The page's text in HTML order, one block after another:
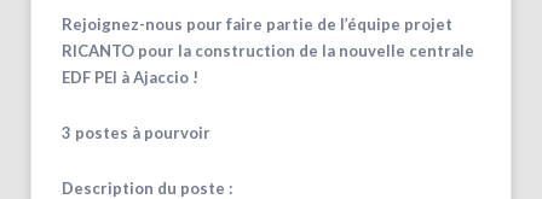
Rejoignez-nous pour faire partie de l’équipe projet
RICANTO pour la construction de la nouvelle centrale
EDF PEI à Ajaccio !
3 postes à pourvoir
Description du poste :